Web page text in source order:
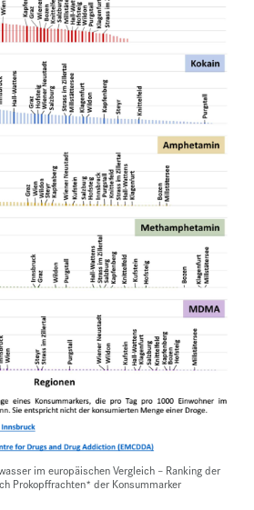
im europäischen Vergleich – Ranking der
Prokopffrachten* der Konsummarker